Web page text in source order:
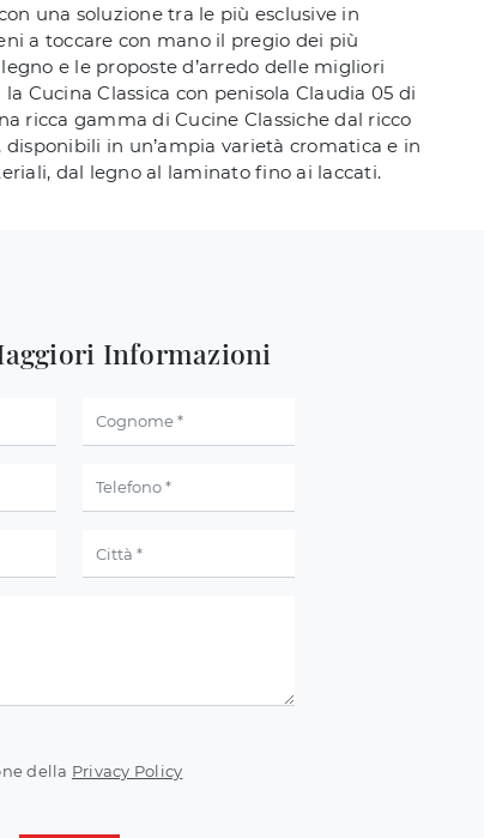
una soluzione tra le più esclusive in
a toccare con mano il pregio dei più
e le proposte d’arredo delle migliori
Cucina Classica con penisola Claudia 05 di
ricca gamma di Cucine Classiche dal ricco
, disponibili in un’ampia varietà cromatica e in
dal legno al laminato fino ai laccati.
Informazioni
della Privacy Policy